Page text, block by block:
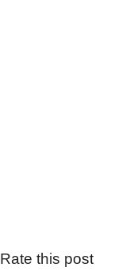
Rate this post